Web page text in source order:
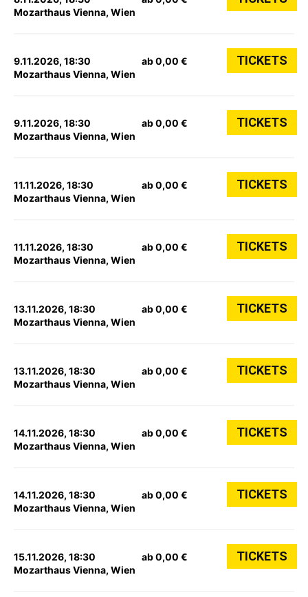
Mozarthaus Vienna, Wien
9.11.2026, 18:30
Mozarthaus Vienna, Wien
ab 0,00 € TICKETS
9.11.2026, 18:30
Mozarthaus Vienna, Wien
ab 0,00 € TICKETS
11.11.2026, 18:30
Mozarthaus Vienna, Wien
ab 0,00 € TICKETS
11.11.2026, 18:30
Mozarthaus Vienna, Wien
ab 0,00 € TICKETS
13.11.2026, 18:30
Mozarthaus Vienna, Wien
ab 0,00 € TICKETS
13.11.2026, 18:30
Mozarthaus Vienna, Wien
ab 0,00 € TICKETS
14.11.2026, 18:30
Mozarthaus Vienna, Wien
ab 0,00 € TICKETS
14.11.2026, 18:30
Mozarthaus Vienna, Wien
ab 0,00 € TICKETS
15.11.2026, 18:30
Mozarthaus Vienna, Wien
ab 0,00 € TICKETS